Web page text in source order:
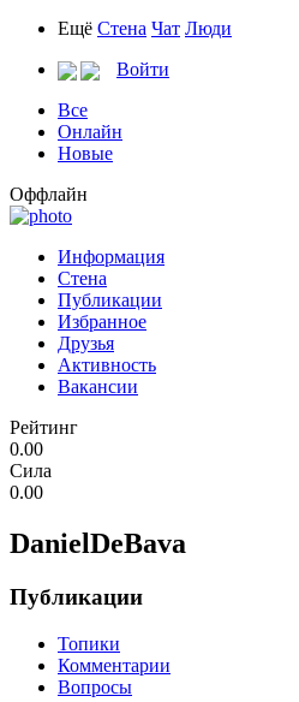
Ещё Стена Чат Люди
Войти
Все
Онлайн
Новые
Оффлайн
Информация
Стена
Публикации
Избранное
Друзья
Активность
Вакансии
Рейтинг
0.00
Сила
0.00
DanielDeBava
Публикации
Топики
Комментарии
Вопросы